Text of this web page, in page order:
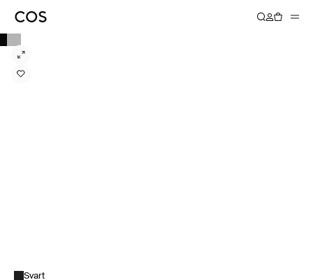
Svart